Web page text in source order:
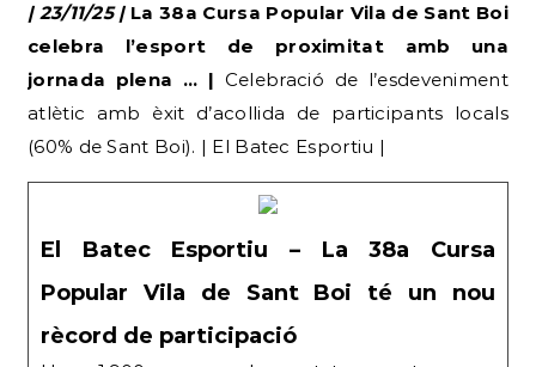
| 23/11/25 |La 38a Cursa Popular Vila de Sant Boi
celebra l’esport de proximitat amb una
jornada plena … | Celebració de l’esdeveniment
atlètic amb èxit d’acollida de participants locals
(60% de Sant Boi). | El Batec Esportiu |
El Batec Esportiu – La 38a Cursa
Popular Vila de Sant Boi té un nou
rècord de participació